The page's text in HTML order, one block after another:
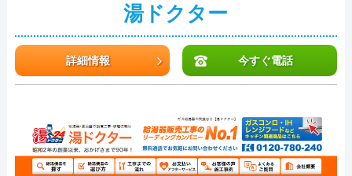
湯ドクター
詳細情報 今すぐ電話